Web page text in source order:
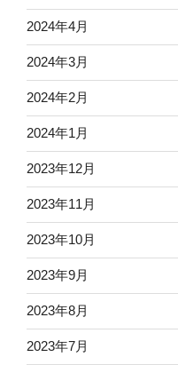
2024年4月
2024年3月
2024年2月
2024年1月
2023年12月
2023年11月
2023年10月
2023年9月
2023年8月
2023年7月